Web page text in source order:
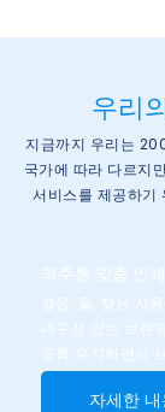
우리
지금까지 우리는
국가에 따라 다르지
서비스를 제공하기
맥주통 맞춤 인쇄
얼음, 물, 잦은 사
내구성 있는 브
도록 유지하면서
자세한